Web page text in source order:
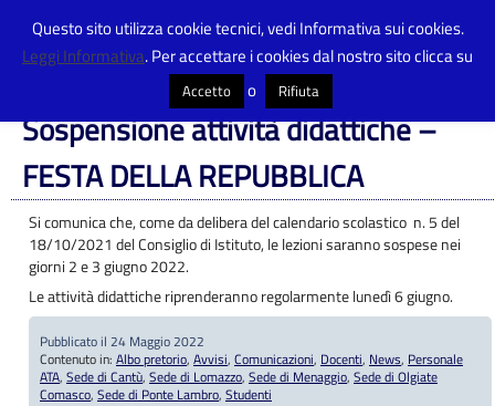
Centro Provinciale Istruzione Adulti>Articoli>Albo pretorio>Sospensione
attività didattiche – FESTA DELLA REPUBBLICA
Sospensione attività didattiche –
FESTA DELLA REPUBBLICA
Si comunica che, come da delibera del calendario scolastico n. 5 del
18/10/2021 del Consiglio di Istituto, le lezioni saranno sospese nei
giorni 2 e 3 giugno 2022.
Le attività didattiche riprenderanno regolarmente lunedì 6 giugno.
Pubblicato il 24 Maggio 2022
Contenuto in: Albo pretorio, Avvisi, Comunicazioni, Docenti, News, Personale
ATA, Sede di Cantù, Sede di Lomazzo, Sede di Menaggio, Sede di Olgiate
Comasco, Sede di Ponte Lambro, Studenti
Questo sito utilizza cookie tecnici, vedi Informativa sui cookies.
Leggi Informativa. Per accettare i cookies dal nostro sito clicca su
Accetto o Rifiuta